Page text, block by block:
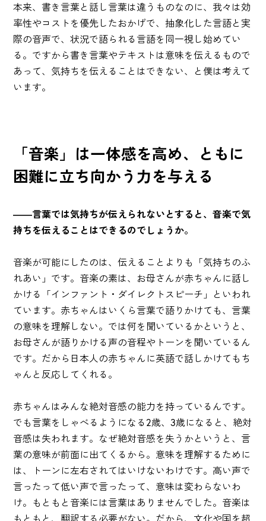
本来、書き言葉と話し言葉は違うものなのに、我々は効
率性やコストを優先したおかげで、抽象化した言語と実
際の音声で、状況で語られる言語を同一視し始めてい
る。ですから書き言葉やテキストは意味を伝えるもので
あって、気持ちを伝えることはできない、と僕は考えて
います。
「音楽」は一体感を高め、ともに
困難に立ち向かう力を与える
――言葉では気持ちが伝えられないとすると、音楽で気
持ちを伝えることはできるのでしょうか。
音楽が可能にしたのは、伝えることよりも「気持ちのふ
れあい」です。音楽の素は、お母さんが赤ちゃんに話し
かける「インファント・ダイレクトスピーチ」といわれ
ています。赤ちゃんはいくら言葉で語りかけても、言葉
の意味を理解しない。では何を聞いているかというと、
お母さんが語りかける声の音程やトーンを聞いているん
です。だから日本人の赤ちゃんに英語で話しかけてもち
ゃんと反応してくれる。
赤ちゃんはみんな絶対音感の能力を持っているんです。
でも言葉をしゃべるようになる2歳、3歳になると、絶対
音感は失われます。なぜ絶対音感を失うかというと、言
葉の意味が前面に出てくるから。意味を理解するために
は、トーンに左右されてはいけないわけです。高い声で
言ったって低い声で言ったって、意味は変わらないわ
け。もともと音楽には言葉はありませんでした。音楽は
もともと、翻訳する必要がない。だから、文化や国を超